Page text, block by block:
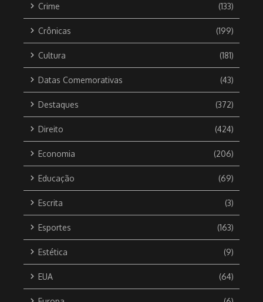
Crime (133)
Crônicas (199)
Cultura (181)
Datas Comemorativas (43)
Destaques (372)
Direito (424)
Economia (206)
Educação (69)
Escrita (3)
Esportes (163)
Estética (9)
EUA (64)